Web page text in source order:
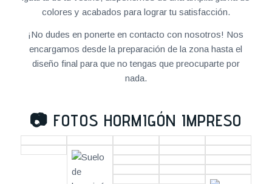
colores y acabados para lograr tu satisfacción.
¡No dudes en ponerte en contacto con nosotros! Nos
encargamos desde la preparación de la zona hasta el
diseño final para que no tengas que preocuparte por
nada.
📷 FOTOS HORMIGÓN IMPRESO